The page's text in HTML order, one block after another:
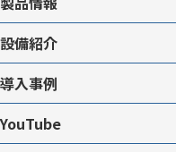
設備紹介
導入事例
YouTube